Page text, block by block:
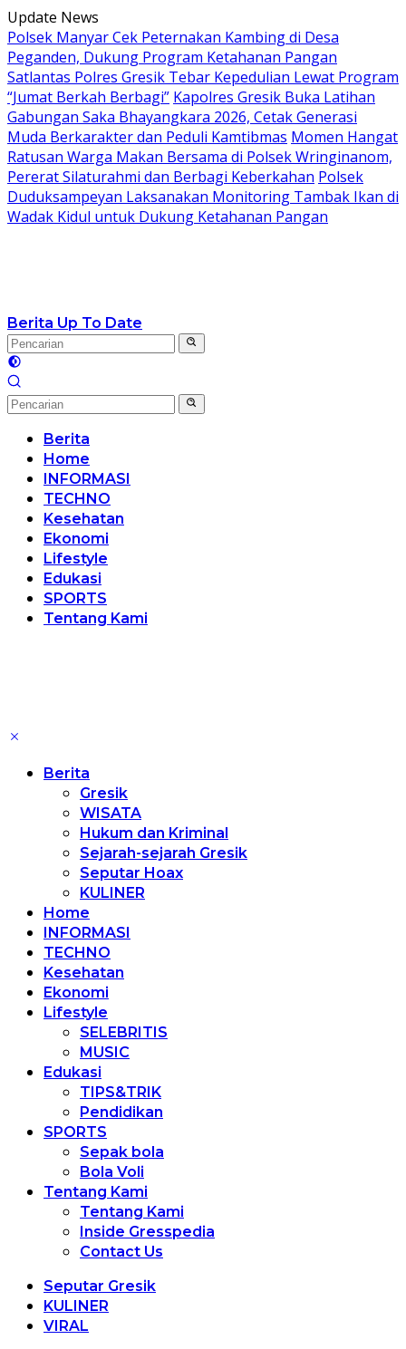
Langsung
ke
konten
Update News
Polsek Manyar Cek Peternakan Kambing di Desa
Peganden, Dukung Program Ketahanan Pangan
Satlantas Polres Gresik Tebar Kepedulian Lewat Program
“Jumat Berkah Berbagi” Kapolres Gresik Buka Latihan
Gabungan Saka Bhayangkara 2026, Cetak Generasi
Muda Berkarakter dan Peduli Kamtibmas Momen Hangat
Ratusan Warga Makan Bersama di Polsek Wringinanom,
Pererat Silaturahmi dan Berbagi Keberkahan Polsek
Duduksampeyan Laksanakan Monitoring Tambak Ikan di
Wadak Kidul untuk Dukung Ketahanan Pangan
Berita Up To Date
Berita
Home
INFORMASI
TECHNO
Kesehatan
Ekonomi
Lifestyle
Edukasi
SPORTS
Tentang Kami
Berita
Gresik
WISATA
Hukum dan Kriminal
Sejarah-sejarah Gresik
Seputar Hoax
KULINER
Home
INFORMASI
TECHNO
Kesehatan
Ekonomi
Lifestyle
SELEBRITIS
MUSIC
Edukasi
TIPS&TRIK
Pendidikan
SPORTS
Sepak bola
Bola Voli
Tentang Kami
Tentang Kami
Inside Gresspedia
Contact Us
Seputar Gresik
KULINER
VIRAL